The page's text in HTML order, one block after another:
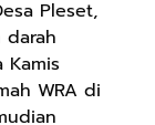
Pleset,
darah
WRA di